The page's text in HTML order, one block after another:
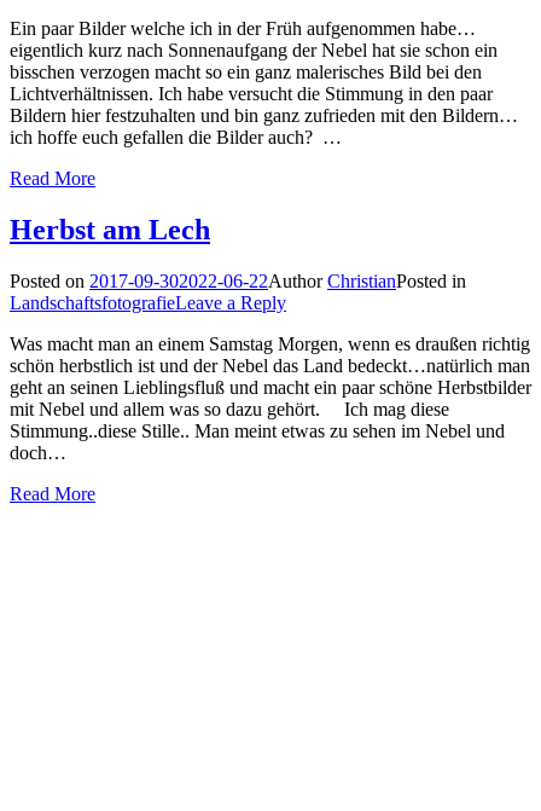
Ein paar Bilder welche ich in der Früh aufgenommen habe…
eigentlich kurz nach Sonnenaufgang der Nebel hat sie schon ein
bisschen verzogen macht so ein ganz malerisches Bild bei den
Lichtverhältnissen. Ich habe versucht die Stimmung in den paar
Bildern hier festzuhalten und bin ganz zufrieden mit den Bildern…
ich hoffe euch gefallen die Bilder auch? …
Read More
Herbst am Lech
Posted on 2017-09-302022-06-22AuthorChristianPosted in
LandschaftsfotografieLeave a Reply
Was macht man an einem Samstag Morgen, wenn es draußen richtig
schön herbstlich ist und der Nebel das Land bedeckt…natürlich man
geht an seinen Lieblingsfluß und macht ein paar schöne Herbstbilder
mit Nebel und allem was so dazu gehört. Ich mag diese
Stimmung..diese Stille.. Man meint etwas zu sehen im Nebel und
doch…
Read More